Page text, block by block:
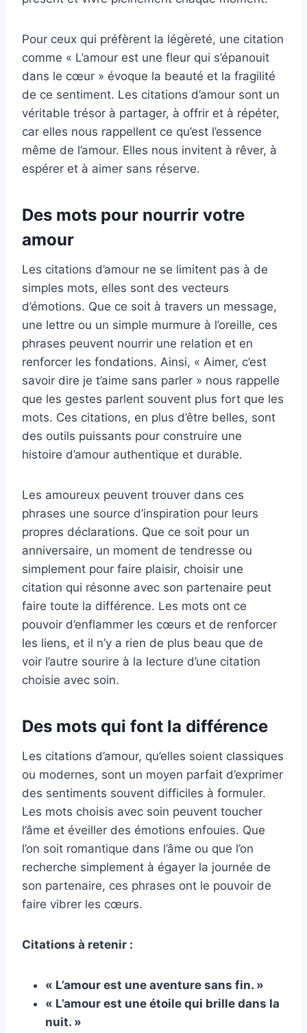
Pour ceux qui préfèrent la légèreté, une citation
comme « L’amour est une fleur qui s’épanouit
dans le cœur » évoque la beauté et la fragilité
de ce sentiment. Les citations d’amour sont un
véritable trésor à partager, à offrir et à répéter,
car elles nous rappellent ce qu’est l’essence
même de l’amour. Elles nous invitent à rêver, à
espérer et à aimer sans réserve.
Des mots pour nourrir votre
amour
Les citations d’amour ne se limitent pas à de
simples mots, elles sont des vecteurs
d’émotions. Que ce soit à travers un message,
une lettre ou un simple murmure à l’oreille, ces
phrases peuvent nourrir une relation et en
renforcer les fondations. Ainsi, « Aimer, c’est
savoir dire je t’aime sans parler » nous rappelle
que les gestes parlent souvent plus fort que les
mots. Ces citations, en plus d’être belles, sont
des outils puissants pour construire une
histoire d’amour authentique et durable.
Les amoureux peuvent trouver dans ces
phrases une source d’inspiration pour leurs
propres déclarations. Que ce soit pour un
anniversaire, un moment de tendresse ou
simplement pour faire plaisir, choisir une
citation qui résonne avec son partenaire peut
faire toute la différence. Les mots ont ce
pouvoir d’enflammer les cœurs et de renforcer
les liens, et il n’y a rien de plus beau que de
voir l’autre sourire à la lecture d’une citation
choisie avec soin.
Des mots qui font la différence
Les citations d’amour, qu’elles soient classiques
ou modernes, sont un moyen parfait d’exprimer
des sentiments souvent difficiles à formuler.
Les mots choisis avec soin peuvent toucher
l’âme et éveiller des émotions enfouies. Que
l’on soit romantique dans l’âme ou que l’on
recherche simplement à égayer la journée de
son partenaire, ces phrases ont le pouvoir de
faire vibrer les cœurs.
Citations à retenir :
« L’amour est une aventure sans fin. »
« L’amour est une étoile qui brille dans la
nuit. »